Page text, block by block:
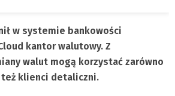
w systemie bankowości
kantor walutowy. Z
walut mogą korzystać zarówno
klienci detaliczni.